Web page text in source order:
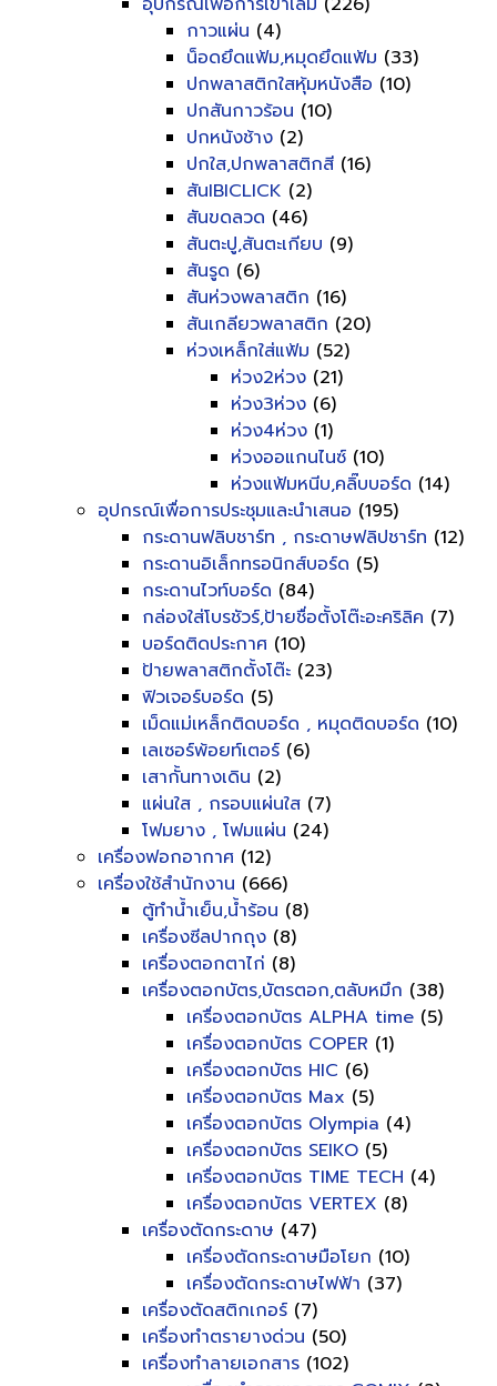
กาวแผ่น (4)
น็อดยึดแฟ้ม,หมุดยึดแฟ้ม (33)
ปกพลาสติกใสหุ้มหนังสือ (10)
ปกสันกาวร้อน (10)
ปกหนังช้าง (2)
ปกใส,ปกพลาสติกสี (16)
สันIBICLICK (2)
สันขดลวด (46)
สันตะปู,สันตะเกียบ (9)
สันรูด (6)
สันห่วงพลาสติก (16)
สันเกลียวพลาสติก (20)
ห่วงเหล็กใส่แฟ้ม (52)
ห่วง2ห่วง (21)
ห่วง3ห่วง (6)
ห่วง4ห่วง (1)
ห่วงออแกนไนซ์ (10)
ห่วงแฟ้มหนีบ,คลิ๊บบอร์ด (14)
อุปกรณ์เพื่อการประชุมและนำเสนอ (195)
กระดานฟลิบชาร์ท , กระดาษฟลิปชาร์ท (12)
กระดานอิเล็กทรอนิกส์บอร์ด (5)
กระดานไวท์บอร์ด (84)
กล่องใส่โบรชัวร์,ป้ายชื่อตั้งโต๊ะอะคริลิค (7)
บอร์ดติดประกาศ (10)
ป้ายพลาสติกตั้งโต๊ะ (23)
ฟิวเจอร์บอร์ด (5)
เม็ดแม่เหล็กติดบอร์ด , หมุดติดบอร์ด (10)
เลเซอร์พ้อยท์เตอร์ (6)
เสากั้นทางเดิน (2)
แผ่นใส , กรอบแผ่นใส (7)
โฟมยาง , โฟมแผ่น (24)
เครื่องฟอกอากาศ (12)
เครื่องใช้สำนักงาน (666)
ตู้ทำน้ำเย็น,น้ำร้อน (8)
เครื่องซีลปากถุง (8)
เครื่องตอกตาไก่ (8)
เครื่องตอกบัตร,บัตรตอก,ตลับหมึก (38)
เครื่องตอกบัตร ALPHA time (5)
เครื่องตอกบัตร COPER (1)
เครื่องตอกบัตร HIC (6)
เครื่องตอกบัตร Max (5)
เครื่องตอกบัตร Olympia (4)
เครื่องตอกบัตร SEIKO (5)
เครื่องตอกบัตร TIME TECH (4)
เครื่องตอกบัตร VERTEX (8)
เครื่องตัดกระดาษ (47)
เครื่องตัดกระดาษมือโยก (10)
เครื่องตัดกระดาษไฟฟ้า (37)
เครื่องตัดสติกเกอร์ (7)
เครื่องทำตรายางด่วน (50)
เครื่องทำลายเอกสาร (102)